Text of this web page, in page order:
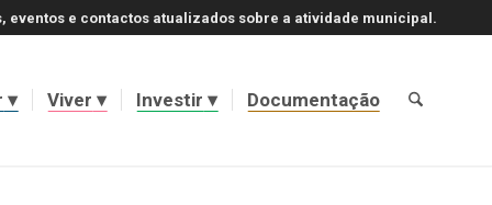
eventos e contactos atualizados sobre a atividade municipal.
Viver Investir Documentação